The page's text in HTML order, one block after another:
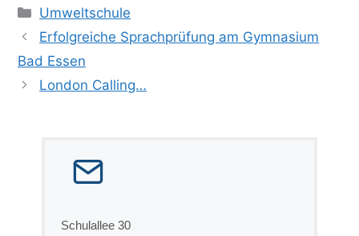
Kategorien
Umweltschule
Erfolgreiche Sprachprüfung am Gymnasium
Bad Essen
London Calling…
Schulallee 30